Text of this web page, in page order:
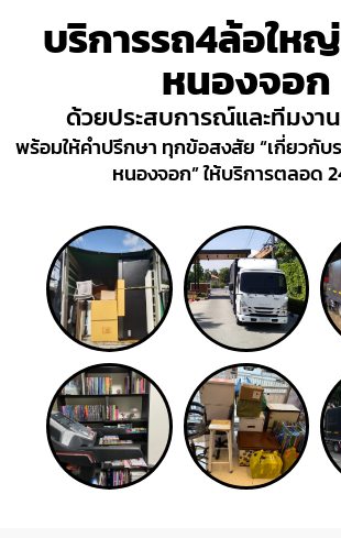
บริการรถ4ล้อให
หนองจอก
ด้วยประสบการณ์และทีมงา
พร้อมให้คำปรึกษา ทุกข้อสงสัย “เกี่ยวกั
หนองจอก” ให้บริการตลอด